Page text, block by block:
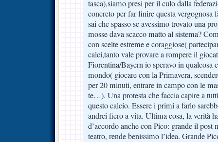
tasca),siamo presi per il culo dalla
concreto per far finire questa vergognosa
sai che spasso se avessimo trovato una
mosse dava scacco matto al sistema?
con scelte estreme e coraggiose(
calci,tanto vale provare a rompere il
Fiorentina/Bayern io speravo in qualcosa
mondo( giocare con la Primavera,
per 20 minuti, entrare in campo con le
te…). Una protesta che faccia capire a
questo calcio. Essere i primi a farlo
andrei fiero a vita. Ultima cosa, la verità
d’accordo anche con Pico: grande il post
teatro, rende benissimo l’idea. Grande